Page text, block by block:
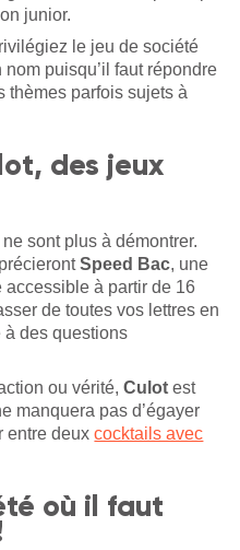
junior.
le jeu de société
nom puisqu’il faut répondre
thèmes parfois sujets à
des jeux
ne sont plus à démontrer.
Speed Bac, une
à partir de 16
de toutes vos lettres en
des questions
ou vérité,Culot est
manquera pas d’égayer
entre deuxcocktails avec
où il faut